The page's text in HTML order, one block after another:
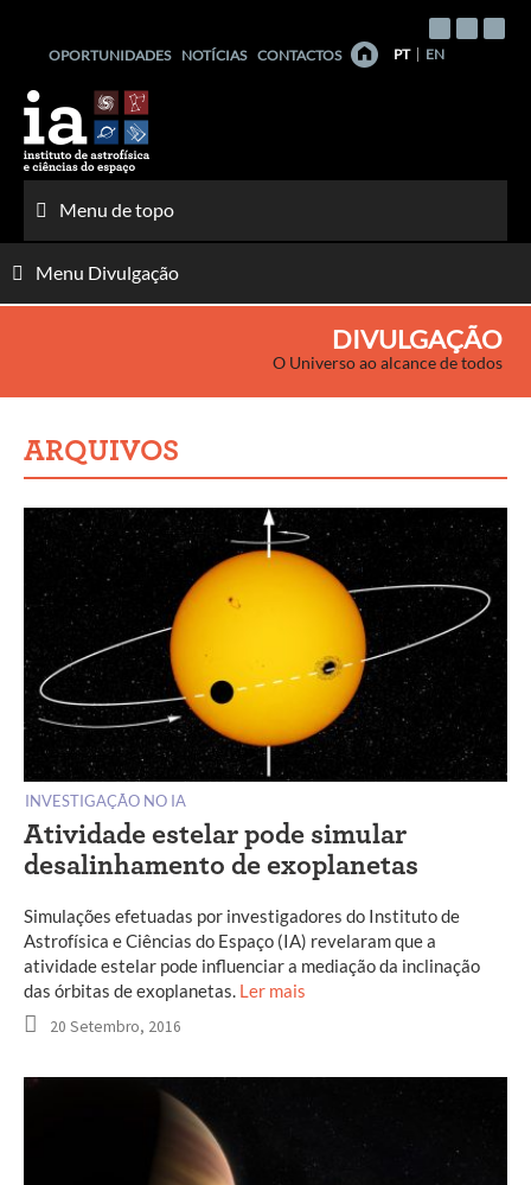
conteúdo
OPORTUNIDADES NOTÍCIAS CONTACTOS PT EN
Menu de topo
Menu Divulgação
DIVULGAÇÃO
O Universo ao alcance de todos
ARQUIVOS
INVESTIGAÇÃO NO IA
Atividade estelar pode simular
desalinhamento de exoplanetas
Simulações efetuadas por investigadores do Instituto de
Astrofísica e Ciências do Espaço (IA) revelaram que a
atividade estelar pode influenciar a mediação da inclinação
das órbitas de exoplanetas. Ler mais
20 Setembro, 2016